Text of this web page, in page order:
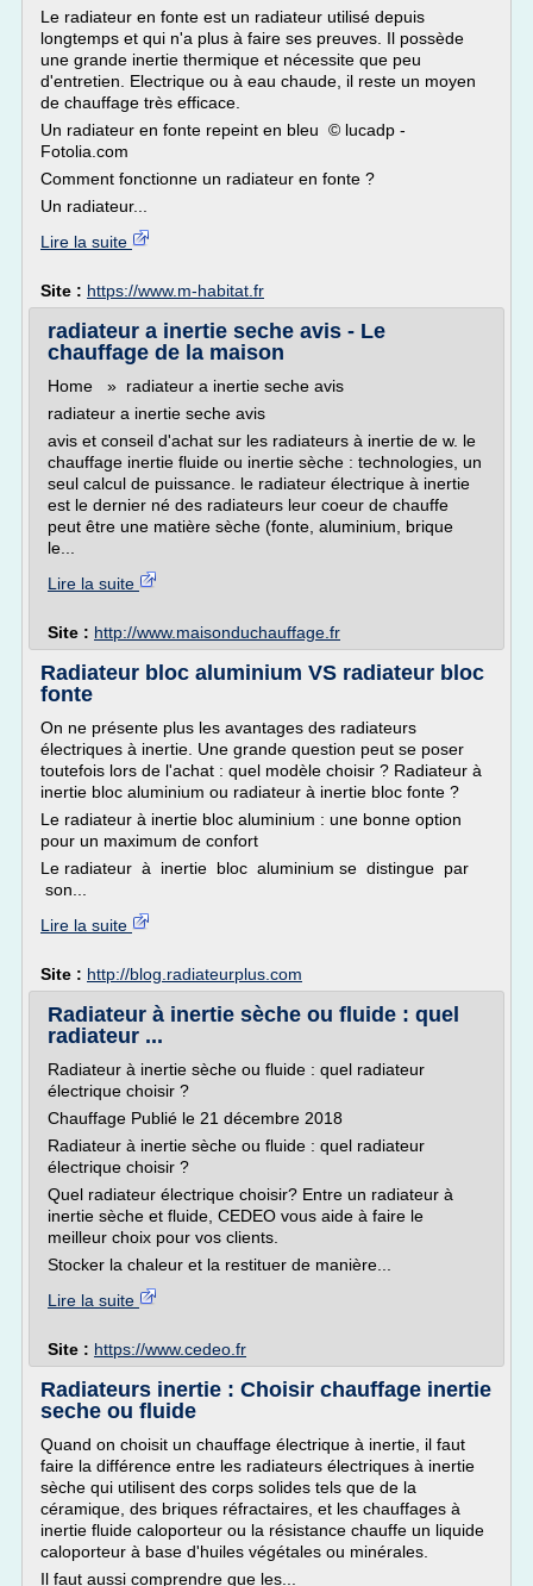
Le radiateur en fonte est un radiateur utilisé depuis
longtemps et qui n'a plus à faire ses preuves. Il possède
une grande inertie thermique et nécessite que peu
d'entretien. Electrique ou à eau chaude, il reste un moyen
de chauffage très efficace.
Un radiateur en fonte repeint en bleu © lucadp -
Fotolia.com
Comment fonctionne un radiateur en fonte ?
Un radiateur...
Lire la suite
Site : https://www.m-habitat.fr
radiateur a inertie seche avis - Le
chauffage de la maison
Home » radiateur a inertie seche avis
radiateur a inertie seche avis
avis et conseil d'achat sur les radiateurs à inertie de w. le
chauffage inertie fluide ou inertie sèche : technologies, un
seul calcul de puissance. le radiateur électrique à inertie
est le dernier né des radiateurs leur coeur de chauffe
peut être une matière sèche (fonte, aluminium, brique
le...
Lire la suite
Site : http://www.maisonduchauffage.fr
Radiateur bloc aluminium VS radiateur bloc
fonte
On ne présente plus les avantages des radiateurs
électriques à inertie. Une grande question peut se poser
toutefois lors de l'achat : quel modèle choisir ? Radiateur à
inertie bloc aluminium ou radiateur à inertie bloc fonte ?
Le radiateur à inertie bloc aluminium : une bonne option
pour un maximum de confort
Le radiateur à inertie bloc aluminium se distingue par
son...
Lire la suite
Site : http://blog.radiateurplus.com
Radiateur à inertie sèche ou fluide : quel
radiateur ...
Radiateur à inertie sèche ou fluide : quel radiateur
électrique choisir ?
Chauffage Publié le 21 décembre 2018
Radiateur à inertie sèche ou fluide : quel radiateur
électrique choisir ?
Quel radiateur électrique choisir? Entre un radiateur à
inertie sèche et fluide, CEDEO vous aide à faire le
meilleur choix pour vos clients.
Stocker la chaleur et la restituer de manière...
Lire la suite
Site : https://www.cedeo.fr
Radiateurs inertie : Choisir chauffage inertie
seche ou fluide
Quand on choisit un chauffage électrique à inertie, il faut
faire la différence entre les radiateurs électriques à inertie
sèche qui utilisent des corps solides tels que de la
céramique, des briques réfractaires, et les chauffages à
inertie fluide caloporteur ou la résistance chauffe un liquide
caloporteur à base d'huiles végétales ou minérales.
Il faut aussi comprendre que les...